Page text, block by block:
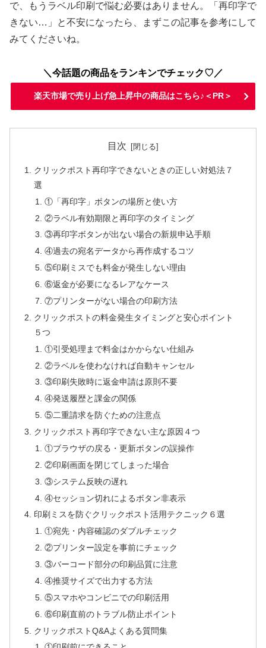
で、もうラベル印刷で悩む必要はありません。「再印字で
きない…」と不安になったら、まずこの記事を参考にして
みてくださいね。
＼今話題の商品をランキンでチェック♡／
楽天市場で売り上げ急上昇中の商品はこちら♪＜PR＞
目次
クリックポスト再印字できないときの正しい対処法７
選
①「再印字」ボタンの場所と使い方
②ラベル有効期限と再印字のタイミング
③再印字ボタンが出ない場合の新規申込手順
④過去の宛名データから再作成するコツ
⑤印刷ミスでも料金が発生しない理由
⑥返金が必要になるレアなケース
⑦プリンターがない場合の印刷方法
クリックポストの料金発生タイミングと安心ポイント
５つ
①引受処理まで料金はかからない仕組み
②ラベルを使わなければ自動キャンセル
③印刷失敗時に返金申請は原則不要
④発送履歴と課金の関係
⑤二重請求を防ぐための注意点
クリックポスト再印字できない主な原因４つ
①ブラウザの戻る・更新ボタンの誤操作
②印刷画面を閉じてしまった場合
③システム反映の遅れ
④セッション切れによるボタン非表示
印刷ミスを防ぐクリックポスト活用テクニック６選
①宛先・内容確認のダブルチェック
②プリンター設定を事前にチェック
③バーコード部分の印刷品質に注意
④推奨サイズで出力する方法
⑤スマホやコンビニでの印刷活用
⑥印刷直前のトラブル防止ポイント
クリックポストQ&Aよくある質問集